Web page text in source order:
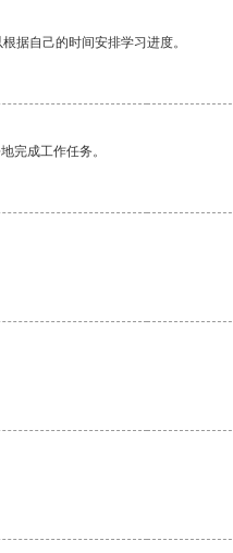
据自己的时间安排学习进度。
完成工作任务。